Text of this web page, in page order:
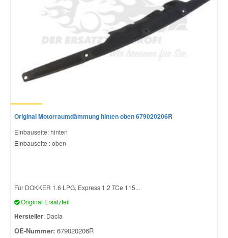
Original Motorraumdämmung hinten oben 679020206R
Einbauseite: hinten
Einbauseite : oben
Für DOKKER 1.6 LPG, Express 1.2 TCe 115...
Original Ersatzteil
Hersteller: Dacia
OE-Nummer: 679020206R